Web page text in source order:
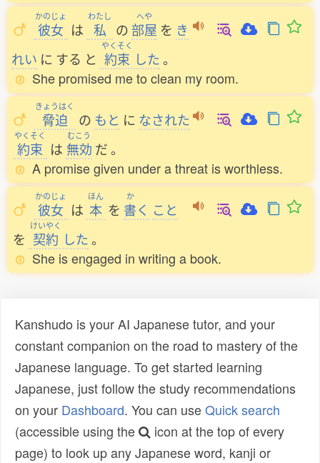
かのじょ
彼女 は
わたし
私 の
へや
部屋 を き
れい に する と
やくそく
約束 した。
She promised me to clean my room.
きょうはく
脅迫 の もと に なされた
やくそく
約束 は
むこう
無効 だ。
A promise given under a threat is worthless.
かのじょ
彼女 は
ほん
本 を
か
書く こと
を
けいやく
契約 した。
She is engaged in writing a book.
Kanshudo is your AI Japanese tutor, and your
constant companion on the road to mastery of the
Japanese language. To get started learning
Japanese, just follow the study recommendations
on your Dashboard. You can useQuick search
(accessible using the
icon at the top of every
page) to look up any Japanese word, kanji or